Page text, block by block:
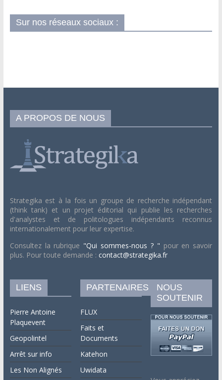
Sur nos réseaux sociaux :
A PROPOS DE NOUS
Strategika est à la fois un groupe de recherche indépendant
(think tank) et un projet éditorial qui publie les recherches
d'analystes et de politologues indépendants reconnus
internationalement pour leur expertise.
Consultez la rubrique "Qui sommes-nous ? " pour en savoir
plus. Pour toute demande : contact@strategika.fr
LIENS
Pierre Antoine
Plaquevent
Geopolintel
Arrêt sur info
Les Non Alignés
PARTENAIRES
FLUX
Faits et
Documents
Katehon
Uwidata
NOUS
SOUTENIR